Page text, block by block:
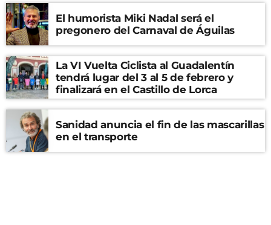
El humorista Miki Nadal será el
pregonero del Carnaval de Águilas
La VI Vuelta Ciclista al Guadalentín
tendrá lugar del 3 al 5 de febrero y
finalizará en el Castillo de Lorca
Sanidad anuncia el fin de las mascarillas
en el transporte